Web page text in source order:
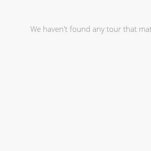
We haven't found any tour that